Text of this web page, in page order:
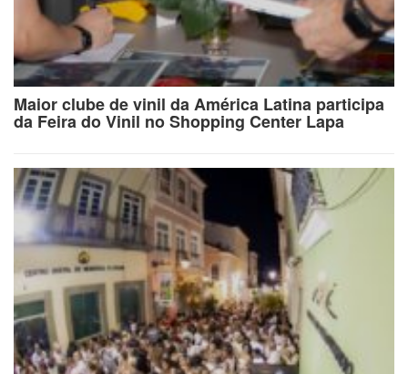
Maior clube de vinil da América Latina participa
da Feira do Vinil no Shopping Center Lapa